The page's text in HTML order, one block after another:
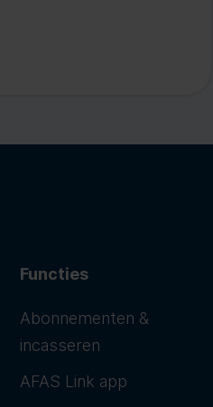
Functies
Abonnementen &
incasseren
AFAS Link app